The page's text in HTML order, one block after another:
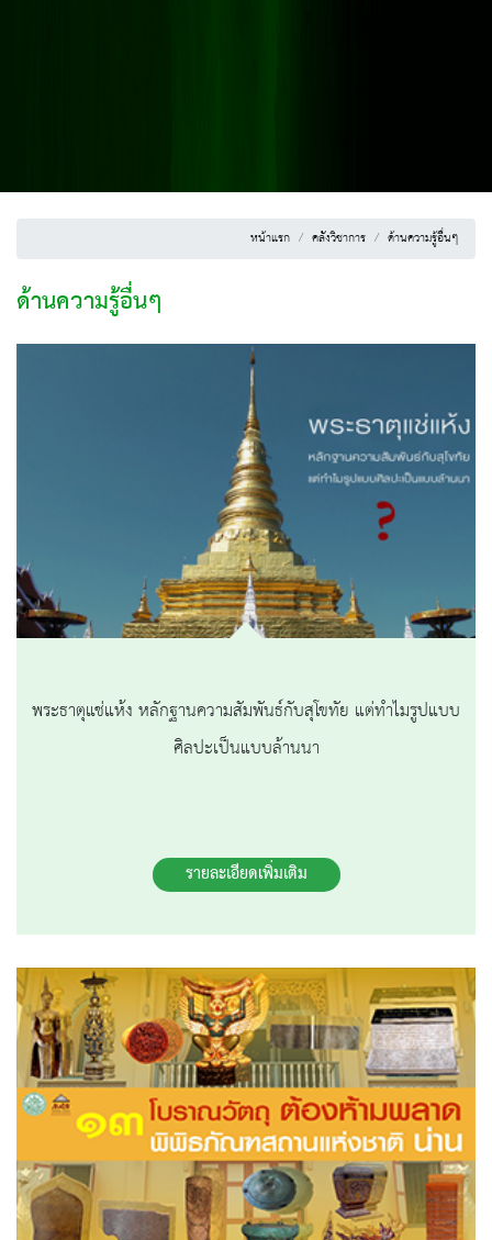
หน้าแรก คลังวิชาการ ด้านความรู้อื่นๆ
ด้านความรู้อื่นๆ
พระธาตุแช่แห้ง หลักฐานความสัมพันธ์กับสุโขทัย แต่ทำไมรูปแบบ
ศิลปะเป็นแบบล้านนา
รายละเอียดเพิ่มเติม